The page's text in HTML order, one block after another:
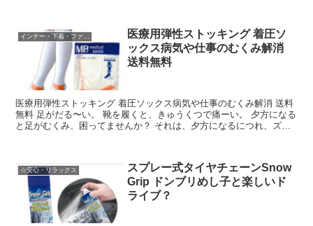
インナー・下着・ファッション
医療用弾性ストッキング 着圧ソ
ックス病気や仕事のむくみ解消
送料無料
医療用弾性ストッキング 着圧ソックス病気や仕事のむくみ解消 送料
無料 足がだる〜い。 靴を履くと、きゅうくつで痛ーい。 夕方になる
と足がむくみ、困ってませんか？ それは、夕方になるにつれ、ズシ
☆安心・リラックス
スプレー式タイヤチェーンSnow
Grip ドンブリめし子と楽しいド
ライブ？